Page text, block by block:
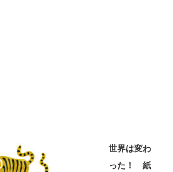
世界は変わ
った！ 紙